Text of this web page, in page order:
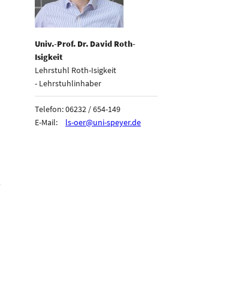
Univ.-Prof. Dr. David Roth-
Isigkeit
Lehrstuhl Roth-Isigkeit
- Lehrstuhlinhaber
Telefon:06232 / 654-149
E-Mail:
ls-oer@uni-speyer.de